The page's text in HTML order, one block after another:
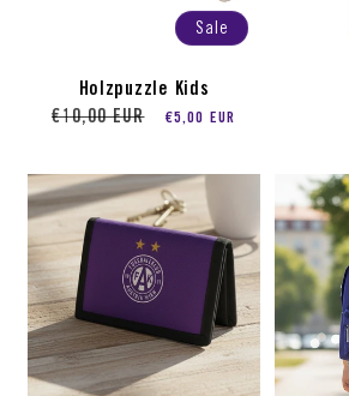
Sale
Holzpuzzle Kids
Preis
€10,00 EUR Sale-Preis
€5,00 EUR